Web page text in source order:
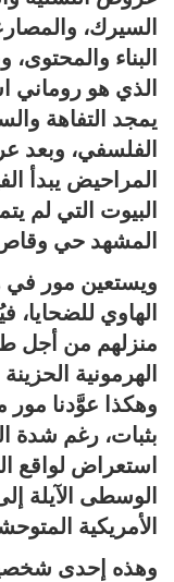
السيرك،
البناء
الذي هو روماني
يمجد التفاهة
الفلسفي،
المراحيض يبدأ
البيوت التي لم
المشهد حي
ويستعين مور في
الهاوي
منزلهم من أجل
الهرمونية
وهكذا عوَّدنا مور
بثبات، رغم شدة
استعراض لواقع
الوسطى الآيلة
الأمريكية
وهذه إحدى